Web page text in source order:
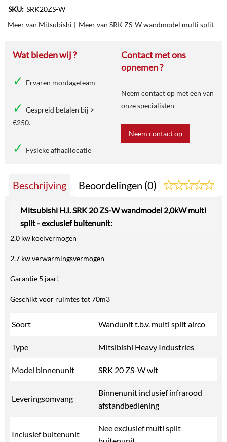
SKU: SRK20ZS-W
Meer van Mitsubishi | Meer van SRK ZS-W wandmodel multi split
Wat bieden wij ?
Ervaren montageteam
Gespreid betalen bij >
€250.-
Fysieke afhaallocatie
Contact met ons
opnemen ?
Neem contact op met een van
onze specialisten
Neem contact op
Beschrijving Beoordelingen (0)
Mitsubishi H.I. SRK 20 ZS-W wandmodel 2,0kW multi
split - exclusief buitenunit:
2,0 kw koelvermogen
2,7 kw verwarmingsvermogen
Garantie 5 jaar!
Geschikt voor ruimtes tot 70m3
Soort Wandunit t.b.v. multi split airco
Type Mitsibishi Heavy Industries
Model binnenunit SRK 20 ZS-W wit
Leveringsomvang
Binnenunit inclusief infrarood
afstandbediening
Inclusief buitenunit
Nee exclusief multi split